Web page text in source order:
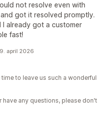
not resolve even with
got it resolved promptly.
already got a customer
fast!
april 2026
to leave us such a wonderful
have any questions, please don't